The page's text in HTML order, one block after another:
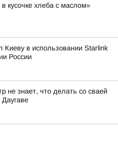
кусочке хлеба с маслом»
Киеву в использовании Starlink
России
не знает, что делать со сваей